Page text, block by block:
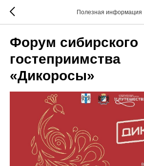
Полезная информация
Форум сибирского
гостеприимства
«Дикоросы»